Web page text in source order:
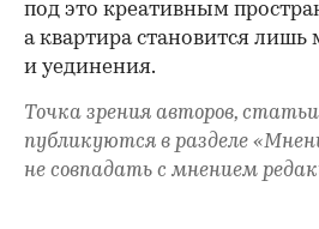
под это креативным
а квартира становится лишь
и уединения.
Точка зрения авторов,
публикуются в разделе
не совпадать с мнением